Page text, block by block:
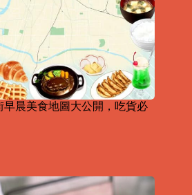
晨美食地圖大公開，吃貨必